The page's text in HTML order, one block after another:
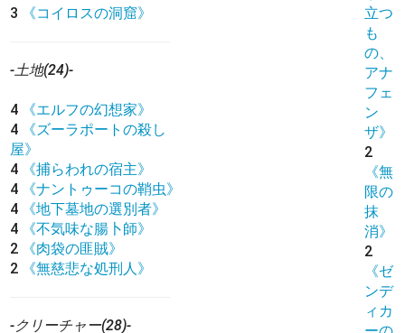
3
《コイロスの洞窟》
-土地(24)-
4
《エルフの幻想家》
4
《ズーラポートの殺し
屋》
4
《捕らわれの宿主》
4
《ナントゥーコの鞘虫》
4
《地下墓地の選別者》
4
《不気味な腸卜師》
2
《肉袋の匪賊》
2
《無慈悲な処刑人》
-クリーチャー(28)-
立つ
も
の、
アナ
フェ
ン
ザ》
2
《無
限の
抹
消》
2
《ゼ
ンデ
ィカ